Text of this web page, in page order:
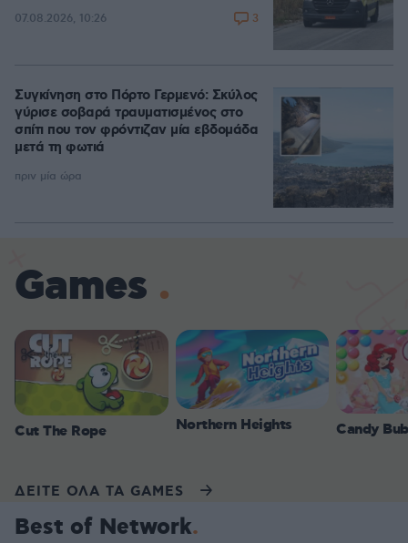
07.08.2026, 10:26 3
Συγκίνηση στο Πόρτο Γερμενό: Σκύλος
γύρισε σοβαρά τραυματισμένος στο
σπίτι που τον φρόντιζαν μία εβδομάδα
μετά τη φωτιά
πριν μία ώρα
Games
Cut The Rope Northern Heights Candy
ΔΕΙΤΕ ΟΛΑ ΤΑ GAMES
Best of Network